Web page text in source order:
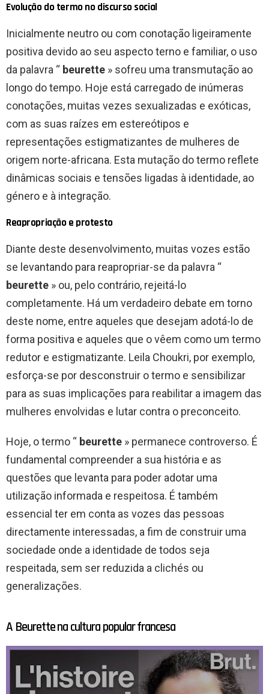
Evolução do termo no discurso social
Inicialmente neutro ou com conotação ligeiramente
positiva devido ao seu aspecto terno e familiar, o uso
da palavra “ beurette » sofreu uma transmutação ao
longo do tempo. Hoje está carregado de inúmeras
conotações, muitas vezes sexualizadas e exóticas,
com as suas raízes em estereótipos e
representações estigmatizantes de mulheres de
origem norte-africana. Esta mutação do termo reflete
dinâmicas sociais e tensões ligadas à identidade, ao
género e à integração.
Reapropriação e protesto
Diante deste desenvolvimento, muitas vozes estão
se levantando para reapropriar-se da palavra “
beurette » ou, pelo contrário, rejeitá-lo
completamente. Há um verdadeiro debate em torno
deste nome, entre aqueles que desejam adotá-lo de
forma positiva e aqueles que o vêem como um termo
redutor e estigmatizante. Leila Choukri, por exemplo,
esforça-se por desconstruir o termo e sensibilizar
para as suas implicações para reabilitar a imagem das
mulheres envolvidas e lutar contra o preconceito.
Hoje, o termo “ beurette » permanece controverso. É
fundamental compreender a sua história e as
questões que levanta para poder adotar uma
utilização informada e respeitosa. É também
essencial ter em conta as vozes das pessoas
directamente interessadas, a fim de construir uma
sociedade onde a identidade de todos seja
respeitada, sem ser reduzida a clichés ou
generalizações.
A Beurette na cultura popular francesa